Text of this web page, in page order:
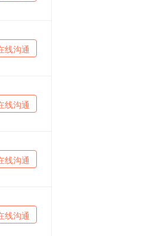
线沟通
线沟通
线沟通
线沟通